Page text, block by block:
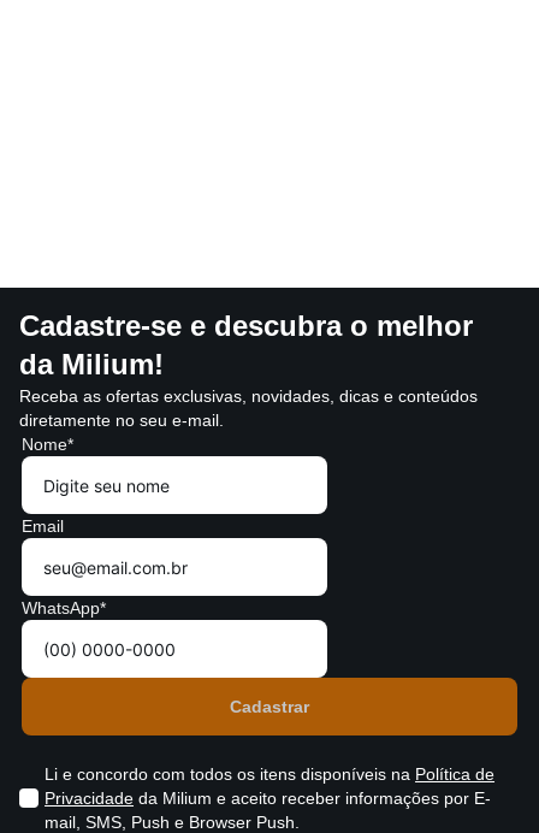
Cadastre-se e descubra o melhor
da Milium!
Receba as ofertas exclusivas, novidades, dicas e conteúdos
diretamente no seu e-mail.
Nome*
Email
WhatsApp*
Li e concordo com todos os itens disponíveis na Política de
Privacidade da Milium e aceito receber informações por E-
mail, SMS, Push e Browser Push.